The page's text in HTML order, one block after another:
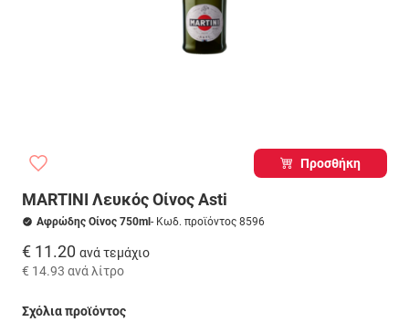
Προσθήκη
MARTINI Λευκός Οίνος Asti
Αφρώδης Οίνος 750ml - Κωδ. προϊόντος 8596
€ 11.20 ανά τεμάχιο
€ 14.93 ανά λίτρο
Σχόλια προϊόντος